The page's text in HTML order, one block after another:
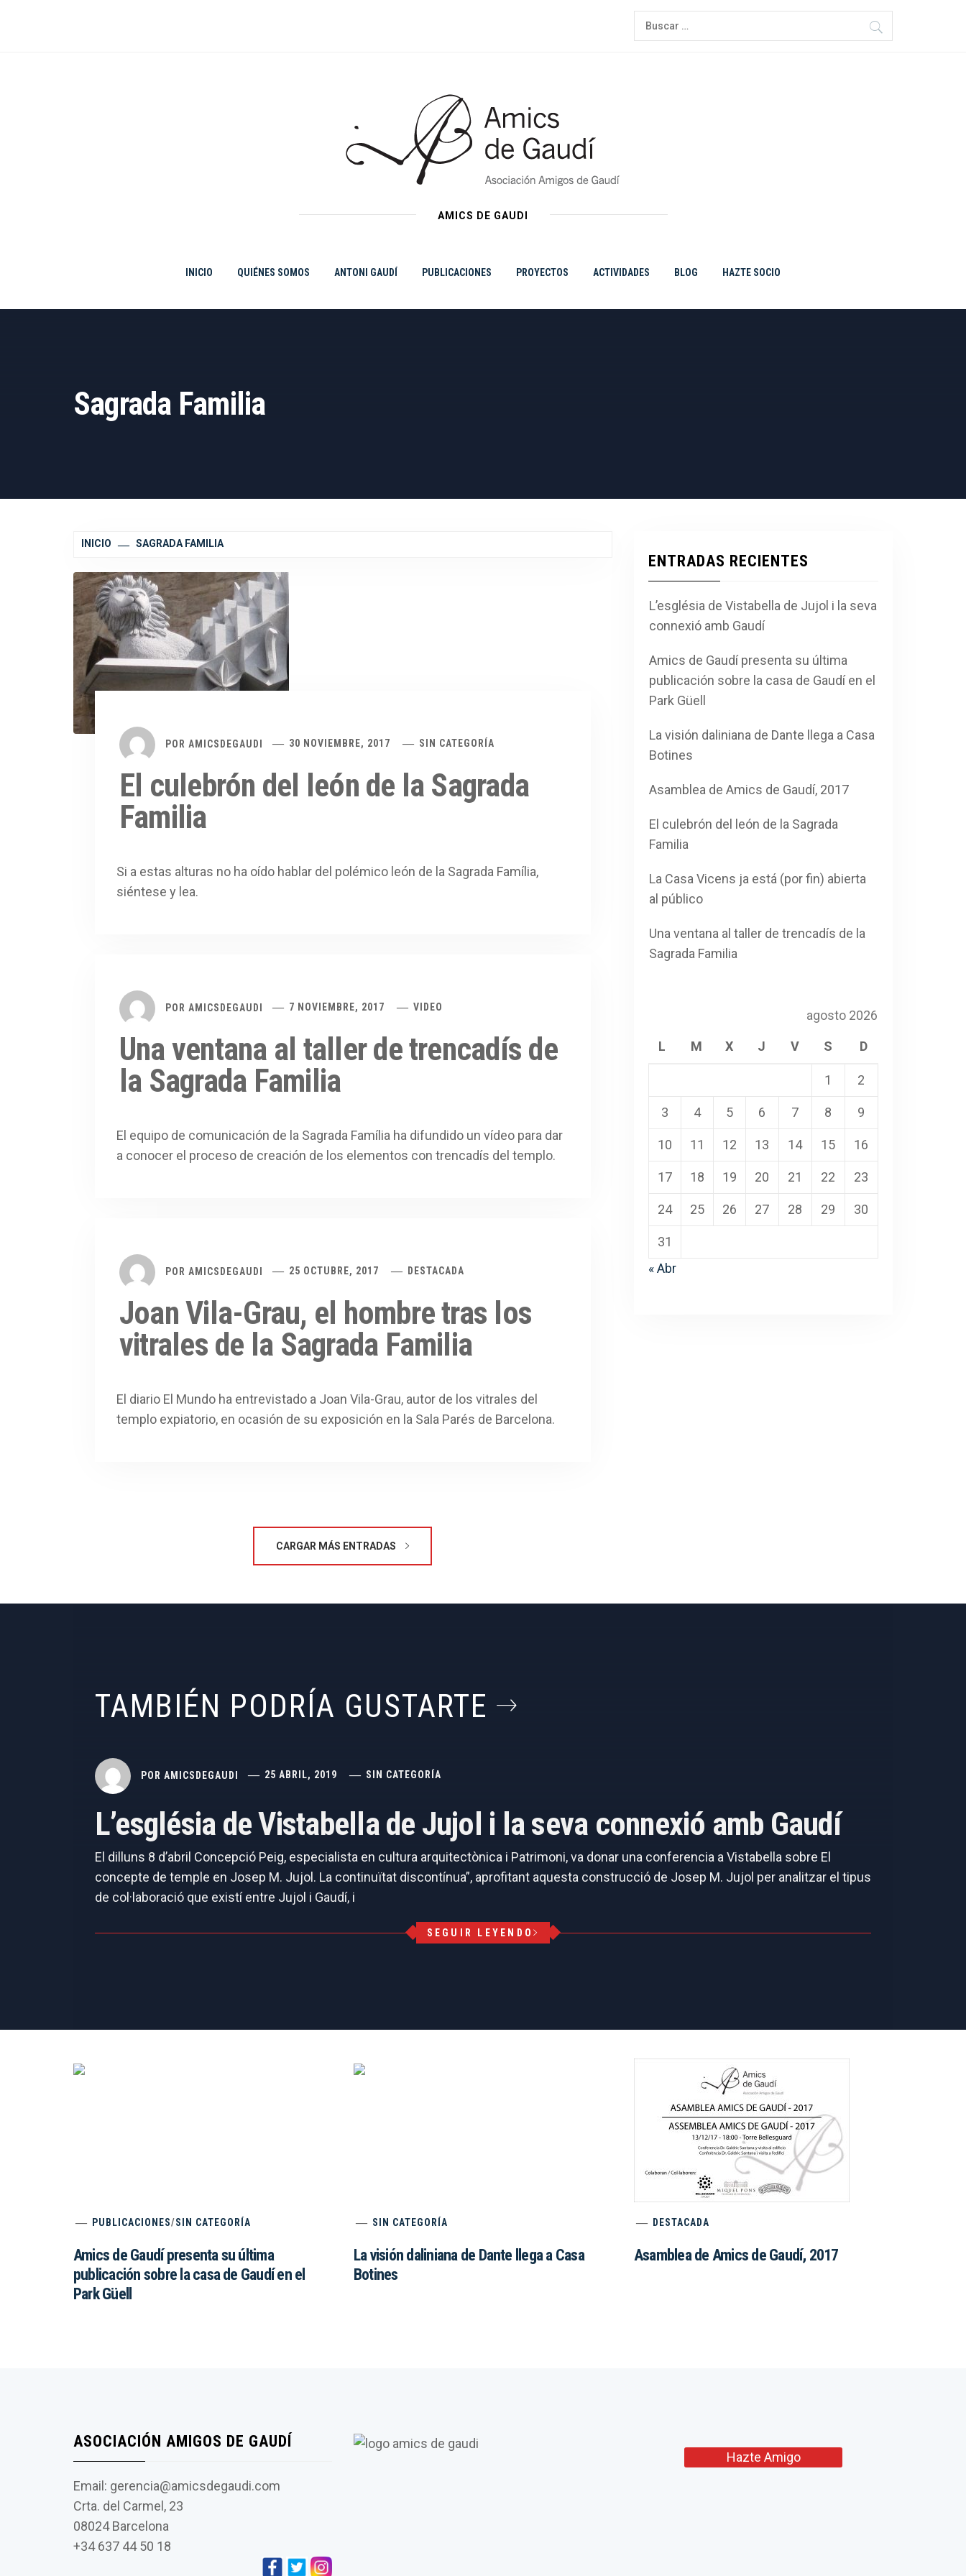
Buscar:
AMICS DE GAUDI
INICIO QUIÉNES SOMOS ANTONI GAUDÍ PUBLICACIONES PROYECTOS ACTIVIDADES BLOG HAZTE SOCIO
Sagrada Familia
INICIO SAGRADA FAMILIA
POR AMICSDEGAUDI 30 NOVIEMBRE, 2017 SIN CATEGORÍA
El culebrón del león de la Sagrada
Familia
Si a estas alturas no ha oído hablar del polémico león de la Sagrada Família,
siéntese y lea.
POR AMICSDEGAUDI 7 NOVIEMBRE, 2017 VIDEO
Una ventana al taller de trencadís de
la Sagrada Familia
El equipo de comunicación de la Sagrada Família ha difundido un vídeo para dar
a conocer el proceso de creación de los elementos con trencadís del templo.
POR AMICSDEGAUDI 25 OCTUBRE, 2017 DESTACADA
Joan Vila-Grau, el hombre tras los
vitrales de la Sagrada Familia
El diario El Mundo ha entrevistado a Joan Vila-Grau, autor de los vitrales del
templo expiatorio, en ocasión de su exposición en la Sala Parés de Barcelona.
CARGAR MÁS ENTRADAS
ENTRADAS RECIENTES
L’església de Vistabella de Jujol i la seva
connexió amb Gaudí
Amics de Gaudí presenta su última
publicación sobre la casa de Gaudí en el
Park Güell
La visión daliniana de Dante llega a Casa
Botines
Asamblea de Amics de Gaudí, 2017
El culebrón del león de la Sagrada
Familia
La Casa Vicens ja está (por fin) abierta
al público
Una ventana al taller de trencadís de la
Sagrada Familia
agosto 2026
L M X J V S D
1 2
3 4 5 6 7 8 9
10 11 12 13 14 15 16
17 18 19 20 21 22 23
24 25 26 27 28 29 30
31
« Abr
TAMBIÉN PODRÍA GUSTARTE
POR AMICSDEGAUDI 25 ABRIL, 2019 SIN CATEGORÍA
L’església de Vistabella de Jujol i la seva connexió amb Gaudí
El dilluns 8 d’abril Concepció Peig, especialista en cultura arquitectònica i Patrimoni, va donar una conferencia a Vistabella sobre El
concepte de temple en Josep M. Jujol. La continuïtat discontínua”, aprofitant aquesta construcció de Josep M. Jujol per analitzar el tipus
de col·laboració que existí entre Jujol i Gaudí, i
SEGUIR LEYENDO
PUBLICACIONES/SIN CATEGORÍA
Amics de Gaudí presenta su última
publicación sobre la casa de Gaudí en el
Park Güell
SIN CATEGORÍA
La visión daliniana de Dante llega a Casa
Botines
DESTACADA
Asamblea de Amics de Gaudí, 2017
ASOCIACIÓN AMIGOS DE GAUDÍ
Email: gerencia@amicsdegaudi.com
Crta. del Carmel, 23
08024 Barcelona
+34 637 44 50 18
Hazte Amigo